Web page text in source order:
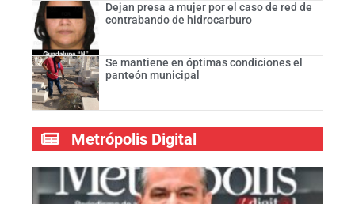
Dejan presa a mujer por el caso de red de
contrabando de hidrocarburo
Se mantiene en óptimas condiciones el
panteón municipal
Metrópolis Digital